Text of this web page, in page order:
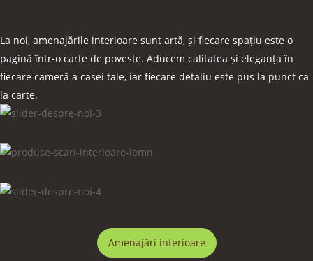
La noi, amenajările interioare sunt artă, și fiecare spațiu este o
pagină într-o carte de poveste. Aducem calitatea și eleganța în
fiecare cameră a casei tale, iar fiecare detaliu este pus la punct ca
la carte.
Amenajări interioare